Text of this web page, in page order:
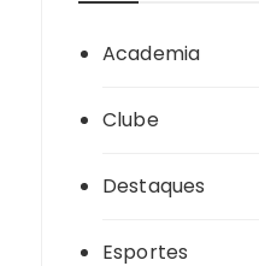
Academia
Clube
Destaques
Esportes